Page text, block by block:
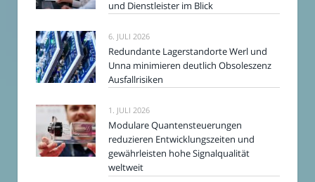
und Dienstleister im Blick
6. JULI 2026
Redundante Lagerstandorte Werl und
Unna minimieren deutlich Obsoleszenz
Ausfallrisiken
1. JULI 2026
Modulare Quantensteuerungen
reduzieren Entwicklungszeiten und
gewährleisten hohe Signalqualität
weltweit